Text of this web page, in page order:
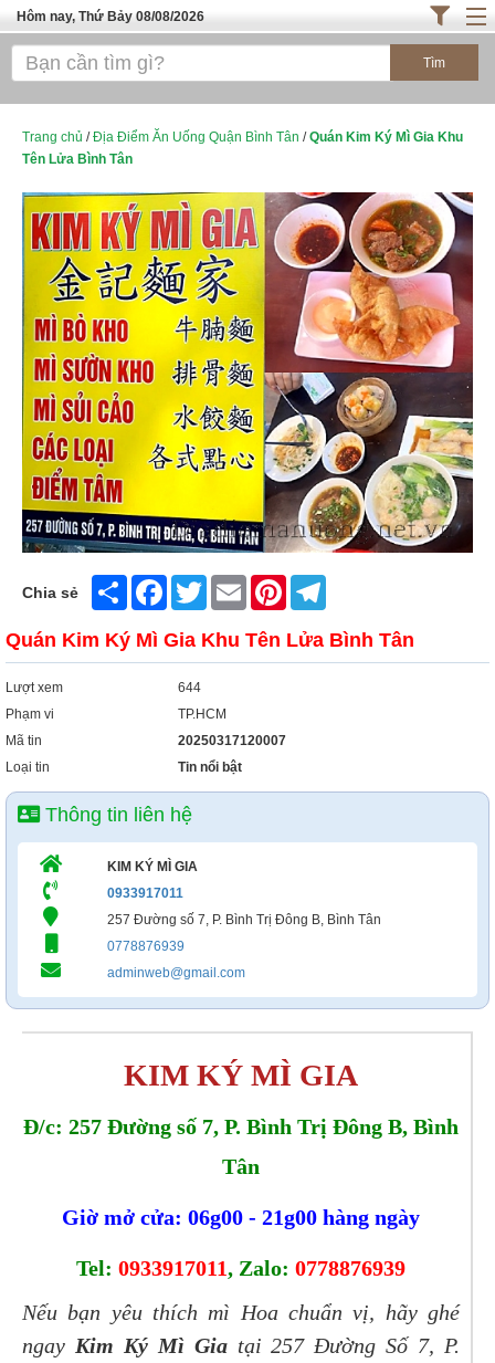
Hôm nay, Thứ Bảy 08/08/2026
Trang chủ
Cafe - Kem- Trà Sữa
Thực Phẩm Nông Hải Sản
ĐỊA ĐIỂM ĂN UỐNG HÀ NỘI
TOP QUÁN ĂN
Trang chủ /Địa Điểm Ăn Uống Quận Bình Tân /Quán Kim Ký Mì Gia Khu
Tên Lửa Bình Tân
Chia sẻ Share FacebookTwitter Email Pinterest
Quán Kim Ký Mì Gia Khu Tên Lửa Bình Tân
Lượt xem
644
Phạm vi
TP.HCM
Mã tin
20250317120007
Loại tin
Tin nổi bật
Thông tin liên hệ
KIM KÝ MÌ GIA
0933917011
257 Đường số 7, P. Bình Trị Đông B, Bình Tân
0778876939
adminweb@gmail.com
KIM KÝ MÌ GIA
Đ/c: 257 Đường số 7, P. Bình Trị Đông B, Bình
Tân
Giờ mở cửa: 06g00 - 21g00 hàng ngày
Tel: 0933917011, Zalo: 0778876939
Nếu bạn yêu thích mì Hoa chuẩn vị, hãy ghé
ngay Kim Ký Mì Giatại 257 Đường Số 7, P.